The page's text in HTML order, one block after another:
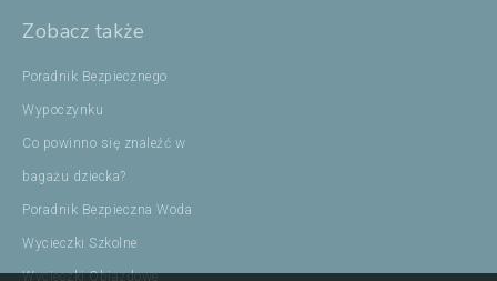
Zobacz także
Poradnik Bezpiecznego
Wypoczynku
Co powinno się znaleźć w
bagażu dziecka?
Poradnik Bezpieczna Woda
Wycieczki Szkolne
Wycieczki Objazdowe